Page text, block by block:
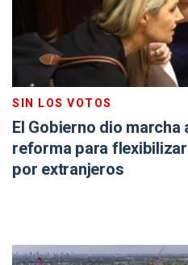
SIN LOS VOTOS
El Gobierno dio
reforma para
por extranjeros